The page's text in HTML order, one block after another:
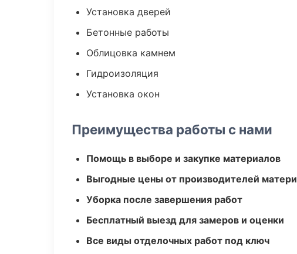
Установка дверей
Бетонные работы
Облицовка камнем
Гидроизоляция
Установка окон
Преимущества работы с нами
Помощь в выборе и закупке материалов
Выгодные цены от производителей
Уборка после завершения работ
Бесплатный выезд для замеров и оценки
Все виды отделочных работ под ключ